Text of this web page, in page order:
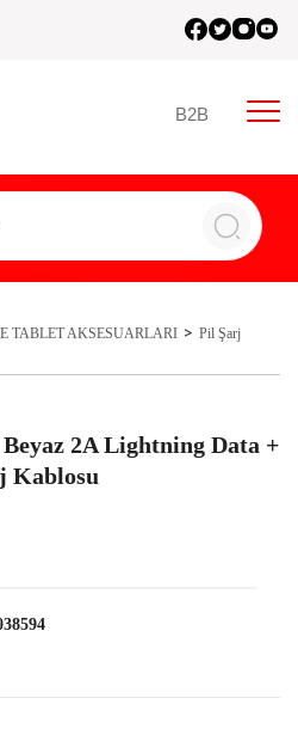
B2B
TABLET AKSESUARLARI Pil Şarj
2A Lightning Data +
Kablosu